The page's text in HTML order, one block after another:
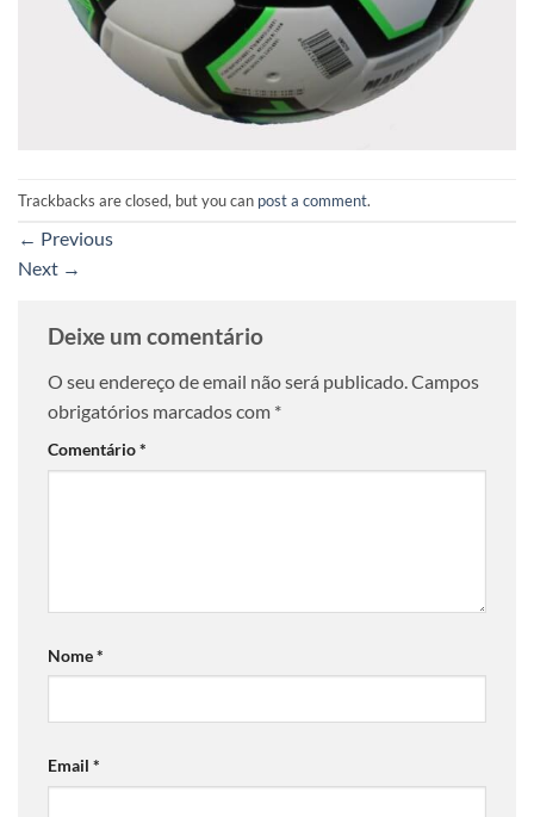
Trackbacks are closed, but you can post a comment.
← Previous
Next →
Deixe um comentário
O seu endereço de email não será publicado.Campos
obrigatórios marcados com *
Comentário*
Nome*
Email *